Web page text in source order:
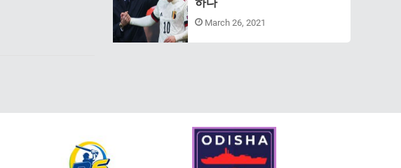
March 26, 2021